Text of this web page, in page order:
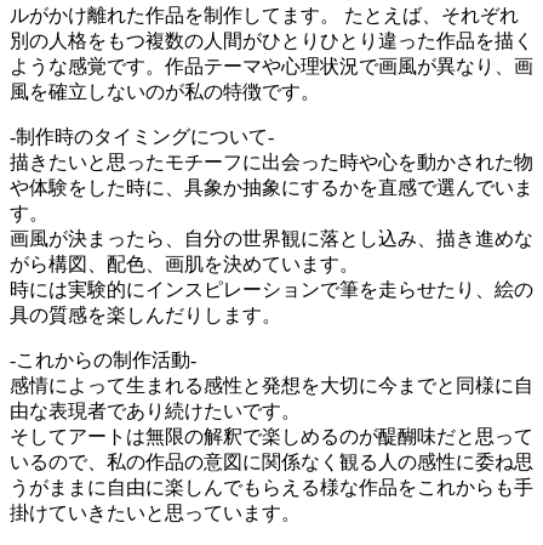
ルがかけ離れた作品を制作してます。 たとえば、それぞれ
別の人格をもつ複数の人間がひとりひとり違った作品を描く
ような感覚です。作品テーマや心理状況で画風が異なり、画
風を確立しないのが私の特徴です。
-制作時のタイミングについて-
描きたいと思ったモチーフに出会った時や心を動かされた物
や体験をした時に、具象か抽象にするかを直感で選んでいま
す。
画風が決まったら、自分の世界観に落とし込み、描き進めな
がら構図、配色、画肌を決めています。
時には実験的にインスピレーションで筆を走らせたり、絵の
具の質感を楽しんだりします。
-これからの制作活動-
感情によって生まれる感性と発想を大切に今までと同様に自
由な表現者であり続けたいです。
そしてアートは無限の解釈で楽しめるのが醍醐味だと思って
いるので、私の作品の意図に関係なく観る人の感性に委ね思
うがままに自由に楽しんでもらえる様な作品をこれからも手
掛けていきたいと思っています。